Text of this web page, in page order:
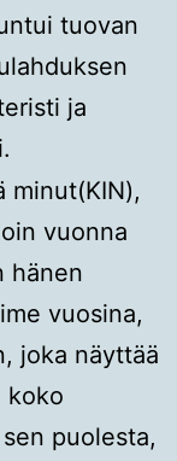
tuovan
ja
minut(KIN),
vuonna
hänen
vuosina,
joka näyttää
koko
puolesta,